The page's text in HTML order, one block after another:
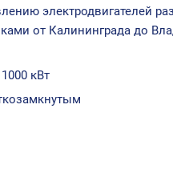
электродвигателей
от Калининграда до
кВт